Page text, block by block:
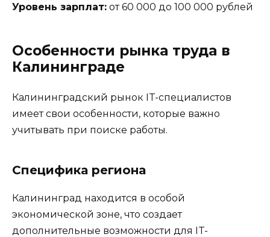
Уровень зарплат: от 60 000 до 100 000 рублей
Особенности рынка труда в
Калининграде
Калининградский рынок IT-специалистов
имеет свои особенности, которые важно
учитывать при поиске работы.
Специфика региона
Калининград находится в особой
экономической зоне, что создает
дополнительные возможности для IT-